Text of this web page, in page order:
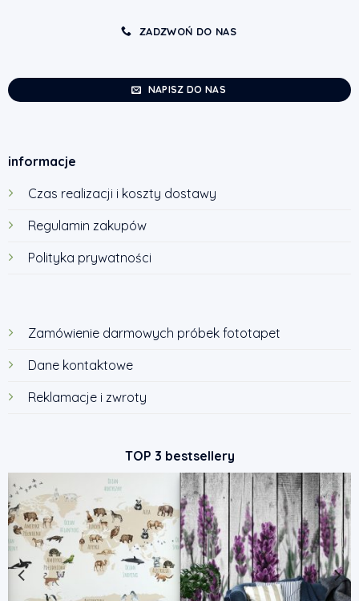
ZADZWOŃ DO NAS
NAPISZ DO NAS
informacje
Czas realizacji i koszty dostawy
Regulamin zakupów
Polityka prywatności
Zamówienie darmowych próbek fototapet
Dane kontaktowe
Reklamacje i zwroty
TOP 3 bestsellery